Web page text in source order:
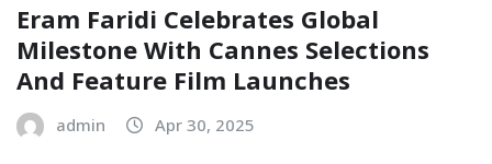
Eram Faridi Celebrates Global
Milestone With Cannes Selections
And Feature Film Launches
admin Apr 30, 2025